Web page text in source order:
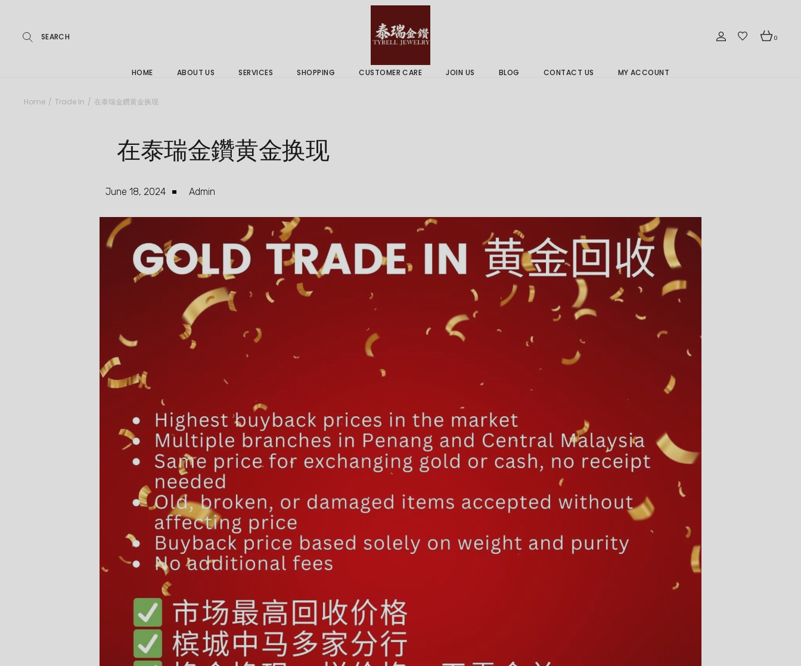
0
HOME ABOUT US SERVICES
Repairs & Services
Buying Guides
SHOPPING CUSTOMER CARE JOIN US BLOG CONTACT US MY ACCOUNT
Home Trade In 在泰瑞金鑽黄金换现
在泰瑞金鑽黄金换现
June 18, 2024 Admin